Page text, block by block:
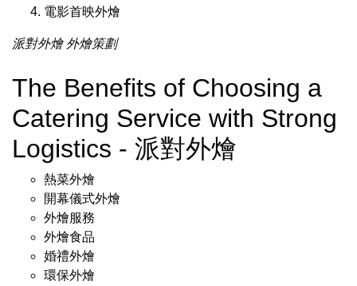
電影首映外燴
派對外燴 外燴策劃
The Benefits of Choosing a
Catering Service with Strong
Logistics - 派對外燴
熱菜外燴
開幕儀式外燴
外燴服務
外燴食品
婚禮外燴
環保外燴